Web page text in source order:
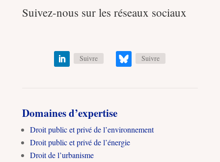
Suivez-nous sur les réseaux sociaux
Suivre Suivre
Domaines d’expertise
Droit public et privé de l’environnement
Droit public et privé de l’énergie
Droit de l’urbanisme